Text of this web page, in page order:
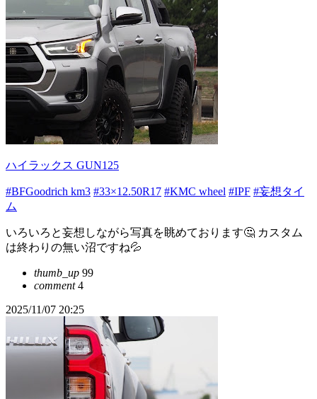
ハイラックス GUN125
#BFGoodrich km3 #33×12.50R17 #KMC wheel #IPF #妄想タイ
ム
いろいろと妄想しながら写真を眺めております🤔 カスタム
は終わりの無い沼ですね💦
thumb_up 99
comment4
2025/11/07 20:25